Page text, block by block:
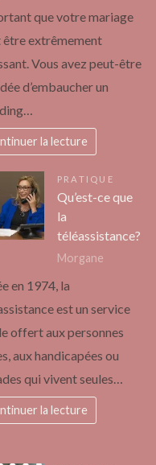
que votre mariage
être extrêmement
Vous avez peut-être
d’embaucher un
la lecture
PRATIQUE
Qu’est-ce que
la
téléassistance?
Morgane
en 1974, la
est un service
offert aux personnes
aux handicapées ou
qui vivent seules…
la lecture